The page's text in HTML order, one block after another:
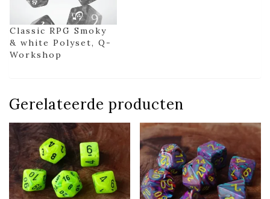
Classic RPG Smoky
& white Polyset, Q-
Workshop
Gerelateerde producten